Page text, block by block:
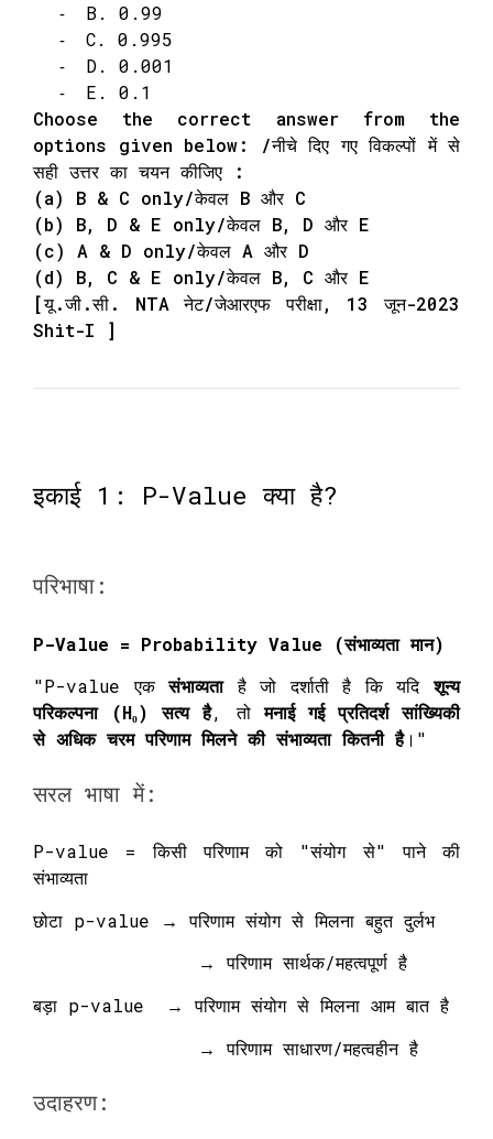
B. 0.99
C. 0.995
D. 0.001
E. 0.1
Choose the correct answer from the
options given below: /नीचे दिए गए विकल्पों में से
सही उत्तर का चयन कीजिए :
(a) B & C only/केवल B और C
(b) B, D & E only/केवल B, D और E
(c) A & D only/केवल A और D
(d) B, C & E only/केवल B, C और E
[यू.जी.सी. NTA नेट/जेआरएफ परीक्षा, 13 जून-2023
Shit-I ]
इकाई 1: P-Value क्या है?
परिभाषा:
P-Value = Probability Value (संभाव्यता मान)
"P-value एकसंभाव्यताहै जो दर्शाती है कि यदिशून्य
परिकल्पना (H₀) सत्य है, तोमनाई गई प्रतिदर्श सांख्यिकी
से अधिक चरम परिणाम मिलने की संभाव्यता कितनी है।"
सरल भाषा में:
P-value = किसी परिणाम को "संयोग से" पाने की
संभाव्यता
छोटा p-value → परिणाम संयोग से मिलना बहुत दुर्लभ
→ परिणाम सार्थक/महत्वपूर्ण है
बड़ा p-value → परिणाम संयोग से मिलना आम बात है
→ परिणाम साधारण/महत्वहीन है
उदाहरण: